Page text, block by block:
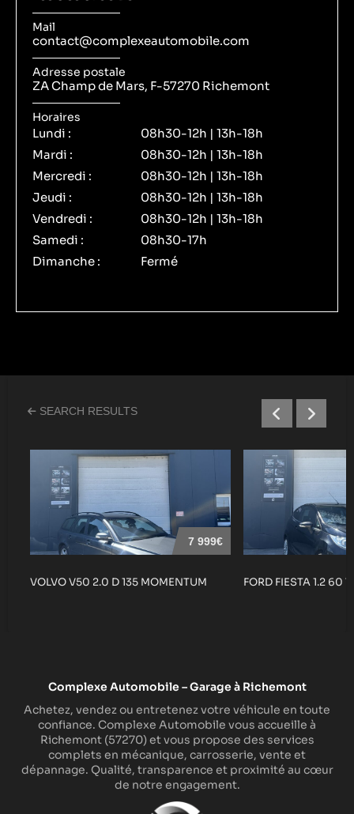
Mail
contact@complexeautomobile.com
Adresse postale
ZA Champ de Mars, F-57270 Richemont
Horaires
Lundi :
Mardi :
Mercredi :
Jeudi :
Vendredi :
Samedi :
Dimanche :
08h30-12h | 13h-18h
08h30-12h | 13h-18h
08h30-12h | 13h-18h
08h30-12h | 13h-18h
08h30-12h | 13h-18h
08h30-17h
Fermé
SEARCH RESULTS
7 999€
VOLVO V50 2.0 D 135 MOMENTUM FORD FIESTA 1.2 60
Complexe Automobile – Garage à Richemont
Achetez, vendez ou entretenez votre véhicule en toute
confiance. Complexe Automobile vous accueille à
Richemont (57270) et vous propose des services
complets en mécanique, carrosserie, vente et
dépannage. Qualité, transparence et proximité au cœur
de notre engagement.